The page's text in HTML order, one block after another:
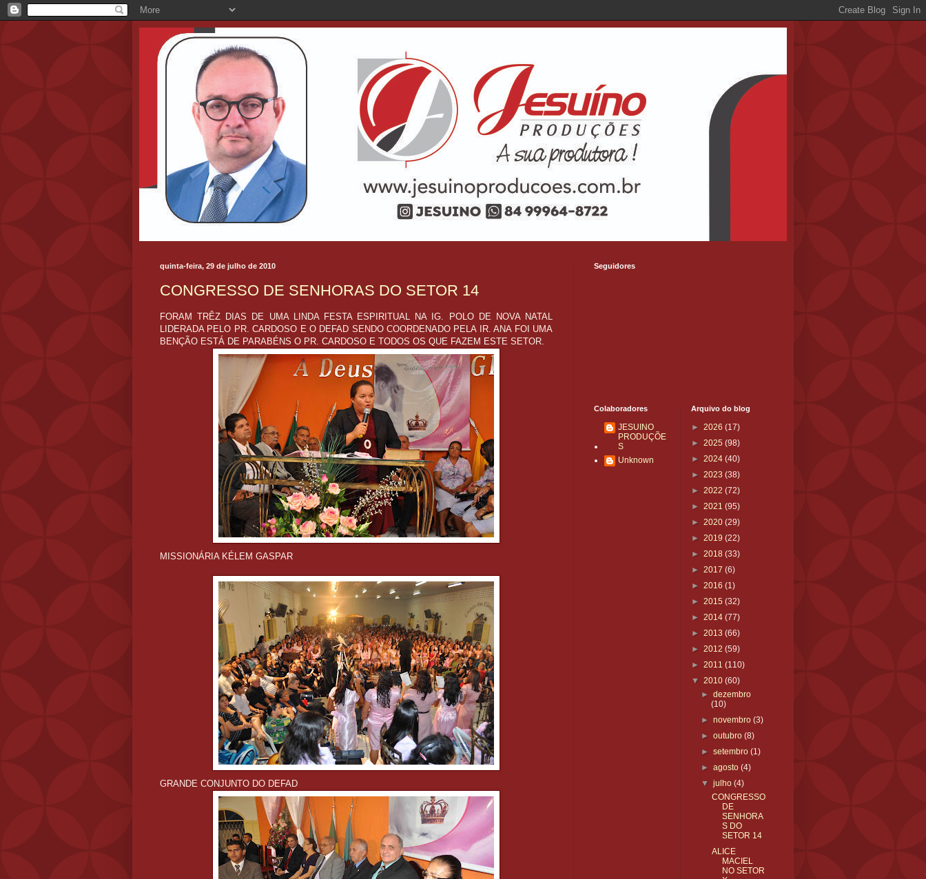
quinta-feira, 29 de julho de 2010
CONGRESSO DE SENHORAS DO SETOR 14
FORAM TRÊZ DIAS DE UMA LINDA FESTA ESPIRITUAL NA IG. POLO DE NOVA NATAL
LIDERADA PELO PR. CARDOSO E O DEFAD SENDO COORDENADO PELA IR. ANA FOI UMA
BENÇÃO ESTÁ DE PARABÉNS O PR. CARDOSO E TODOS OS QUE FAZEM ESTE SETOR.
MISSIONÁRIA KÉLEM GASPAR
GRANDE CONJUNTO DO DEFAD
Seguidores
Colaboradores
JESUINO
PRODUÇÕE
S
Unknown
Arquivo do blog
► 2026 (17)
► 2025 (98)
► 2024 (40)
► 2023 (38)
► 2022 (72)
► 2021 (95)
► 2020 (29)
► 2019 (22)
► 2018 (33)
► 2017 (6)
► 2016 (1)
► 2015 (32)
► 2014 (77)
► 2013 (66)
► 2012 (59)
► 2011 (110)
▼ 2010 (60)
►dezembro
(10)
►novembro(3)
►outubro(8)
►setembro(1)
►agosto(4)
▼julho(4)
CONGRESSO
DE
SENHORA
S DO
SETOR 14
ALICE
MACIEL
NO SETOR